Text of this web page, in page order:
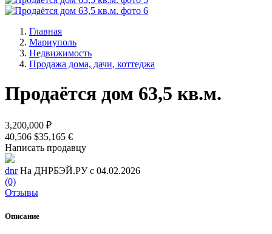
Главная
Мариуполь
Недвижимость
Продажа дома, дачи, коттеджа
Продаётся дом 63,5 кв.м.
3,200,000 ₽
40,506 $35,165 €
Написать продавцу
dnr На ДНРБЭЙ.РУ с 04.02.2026
(0)
Отзывы
Описание